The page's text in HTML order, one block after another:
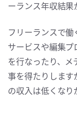
ーランス年収結果
フリーランスで
サービスや編集
を行なったり、
事を得たりします
の収入は低くなり